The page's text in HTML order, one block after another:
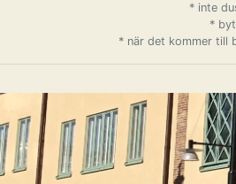
* inte
*
* när det kommer till